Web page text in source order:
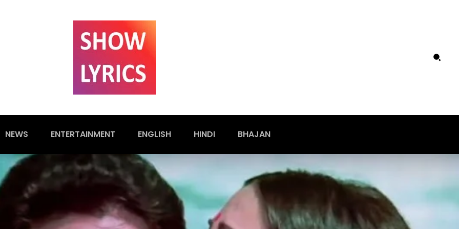
NEWS ENTERTAINMENT ENGLISH HINDI BHAJAN